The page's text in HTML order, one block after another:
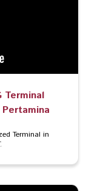
Terminal
Terminal in